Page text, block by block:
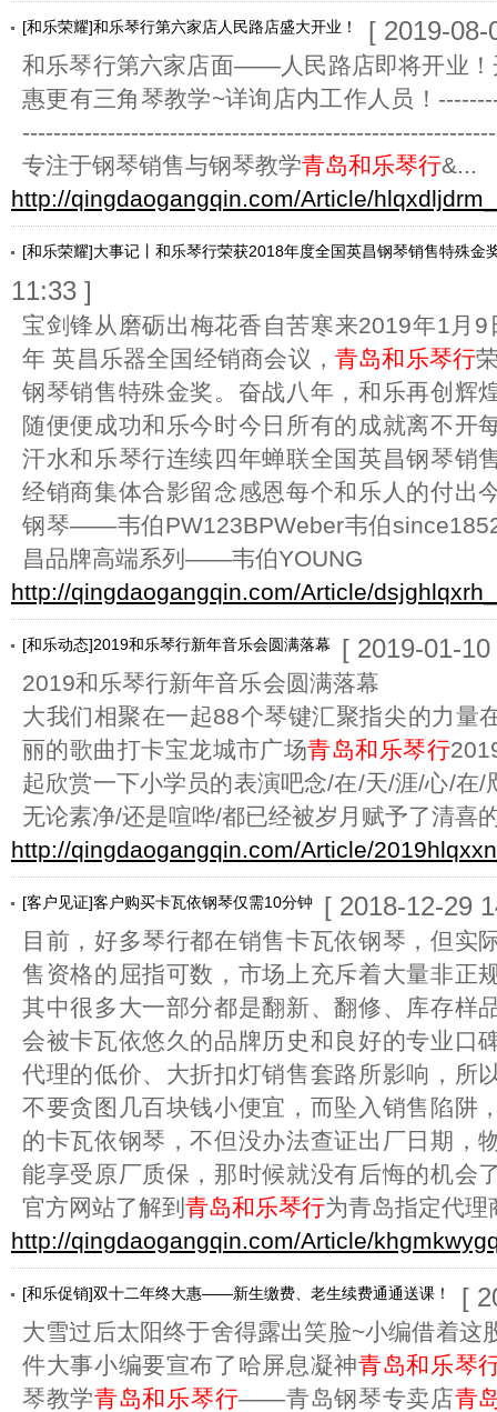
[和乐荣耀]和乐琴行第六家店人民路店盛大开业！ [ 2019-08-
和乐琴行第六家店面——人民路店即将开业！
惠更有三角琴教学~详询店内工作人员！
专注于钢琴销售与钢琴教学青岛和乐琴行&...
http://qingdaogangqin.com/Article/
[和乐荣耀]大事记丨和乐琴行荣获2018年度全国英昌钢琴销售特殊金
11:33 ]
宝剑锋从磨砺出梅花香自苦寒来2019年1月
年 英昌乐器全国经销商会议， 青岛和乐琴行
钢琴销售特殊金奖。奋战八年，和乐再创辉
随便便成功和乐今时今日所有的成就离不开
汗水和乐琴行连续四年蝉联全国英昌钢琴销
经销商集体合影留念感恩每个和乐人的付出
钢琴——韦伯PW123BPWeber韦伯
昌品牌高端系列——韦伯YOUNG
http://qingdaogangqin.com/Article/
[和乐动态]2019和乐琴行新年音乐会圆满落幕 [ 2019-01-
2019和乐琴行新年音乐会圆满
大我们相聚在一起88个琴键汇聚指尖的力量
丽的歌曲打卡宝龙城市广场青岛和乐琴行
起欣赏一下小学员的表演吧念/在/天/涯/心/在/
无论素净/还是喧哗/都已经被岁月赋予了清喜
http://qingdaogangqin.com/Article/
[客户见证]客户购买卡瓦依钢琴仅需10分钟 [ 2018-12-29
目前，好多琴行都在销售卡瓦依钢琴，但实
售资格的屈指可数，市场上充斥着大量非正
其中很多大一部分都是翻新、翻修、库存样
会被卡瓦依悠久的品牌历史和良好的专业口
代理的低价、大折扣灯销售套路所影响，所
不要贪图几百块钱小便宜，而坠入销售陷阱
的卡瓦依钢琴，不但没办法查证出厂日期，
能享受原厂质保，那时候就没有后悔的机会
官方网站了解到 青岛和乐琴行为青岛指定代理
http://qingdaogangqin.com/Article/
[和乐促销]双十二年终大惠——新生缴费、老生续费通通送课！ [
大雪过后太阳终于舍得露出笑脸~小编借着这
件大事小编要宣布了哈屏息凝神青岛和乐琴
琴教学青岛和乐琴行——青岛钢琴专卖店青